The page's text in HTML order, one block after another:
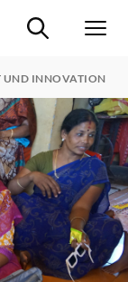
Suche ein-/
UND INNOVATION